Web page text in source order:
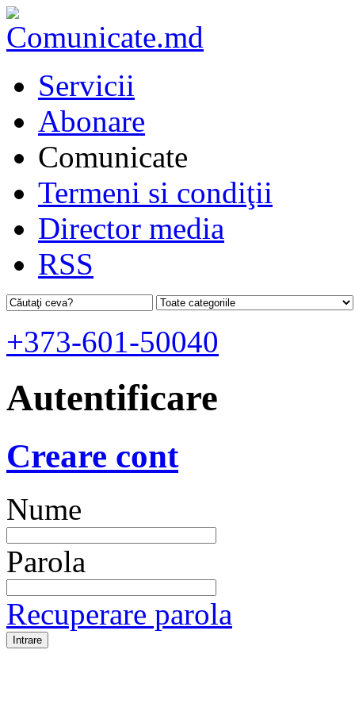
Servicii
Abonare
Comunicate
Termeni si condiţii
Director media
RSS
+373-601-50040
Autentificare
Creare cont
Nume
Parola
Recuperare parola